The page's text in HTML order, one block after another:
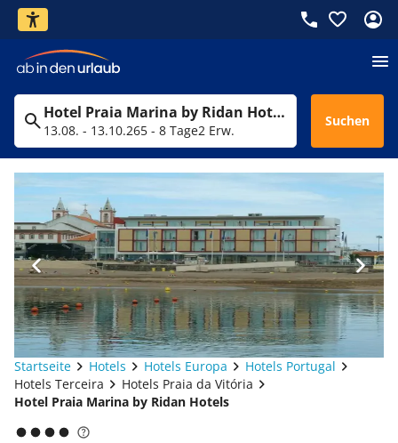
Hotel Praia Marina by Ridan Hotels
13.08. - 13.10.265 - 8 Tage2 Erw.
Suchen
Startseite Hotels Hotels Europa
Hotels Portugal
Hotels Terceira
Hotels Praia da Vitória
Hotel Praia Marina by Ridan Hotels